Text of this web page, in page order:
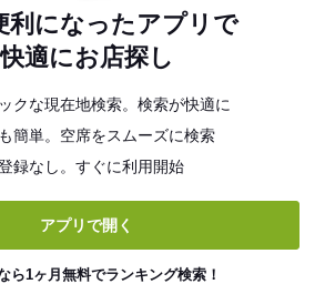
利になったアプリで
快適にお店探し
クな現在地検索。検索が快適に
簡単。空席をスムーズに検索
録なし。すぐに利用開始
アプリで開く
ら1ヶ月無料でランキング検索！